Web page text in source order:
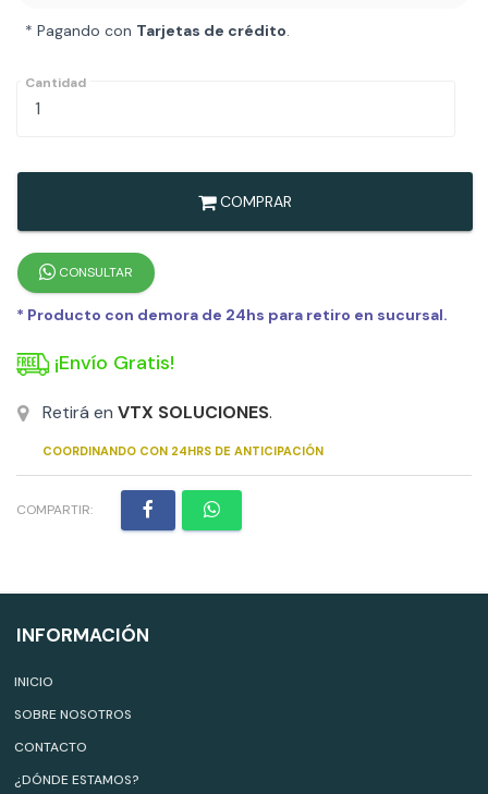
* Pagando con Tarjetas de crédito.
Cantidad
COMPRAR
CONSULTAR
* Producto con demora de 24hs para retiro en sucursal.
¡Envío Gratis!
Retirá en VTX SOLUCIONES.
COORDINANDO CON 24HRS DE ANTICIPACIÓN
COMPARTIR:
INFORMACIÓN
INICIO
SOBRE NOSOTROS
CONTACTO
¿DÓNDE ESTAMOS?